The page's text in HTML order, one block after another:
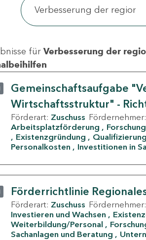
für Verbesserung der
Gemeinschaftsaufgabe
Wirtschaftsstruktur" -
Förderart: Zuschuss Fördernehmer:
Arbeitsplatzförderung
Existenzgründung
Personalkosten
Investitionen in
Förderrichtlinie
Förderart: Zuschuss Fördernehmer:
Investieren und Wachsen
Weiterbildung/Personal
Sachanlagen und Beratung